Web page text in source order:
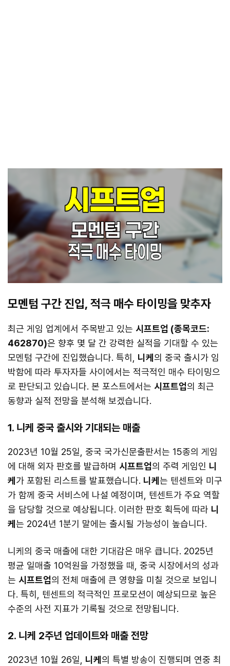
모멘텀 구간 진입, 적극 매수 타이밍을 맞추자
최근 게임 업계에서 주목받고 있는 시프트업 (종목코드:
462870)은 향후 몇 달 간 강력한 실적을 기대할 수 있는
모멘텀 구간에 진입했습니다. 특히, 니케 의 중국 출시가 임
박함에 따라 투자자들 사이에서는 적극적인 매수 타이밍으
로 판단되고 있습니다. 본 포스트에서는 시프트업의 최근
동향과 실적 전망을 분석해 보겠습니다.
1. 니케 중국 출시와 기대되는 매출
2023년 10월 25일, 중국 국가신문출판서는 15종의 게임
에 대해 외자 판호를 발급하며 시프트업의 주력 게임인 니
케 가 포함된 리스트를 발표했습니다. 니케 는 텐센트와 미구
가 함께 중국 서비스에 나설 예정이며, 텐센트가 주요 역할
을 담당할 것으로 예상됩니다. 이러한 판호 획득에 따라 니
케 는 2024년 1분기 말에는 출시될 가능성이 높습니다.
니케의 중국 매출에 대한 기대감은 매우 큽니다. 2025년
평균 일매출 10억원을 가정했을 때, 중국 시장에서의 성과
는 시프트업의 전체 매출에 큰 영향을 미칠 것으로 보입니
다. 특히, 텐센트의 적극적인 프로모션이 예상되므로 높은
수준의 사전 지표가 기록될 것으로 전망됩니다.
2. 니케 2주년 업데이트와 매출 전망
2023년 10월 26일, 니케 의 특별 방송이 진행되며 연중 최